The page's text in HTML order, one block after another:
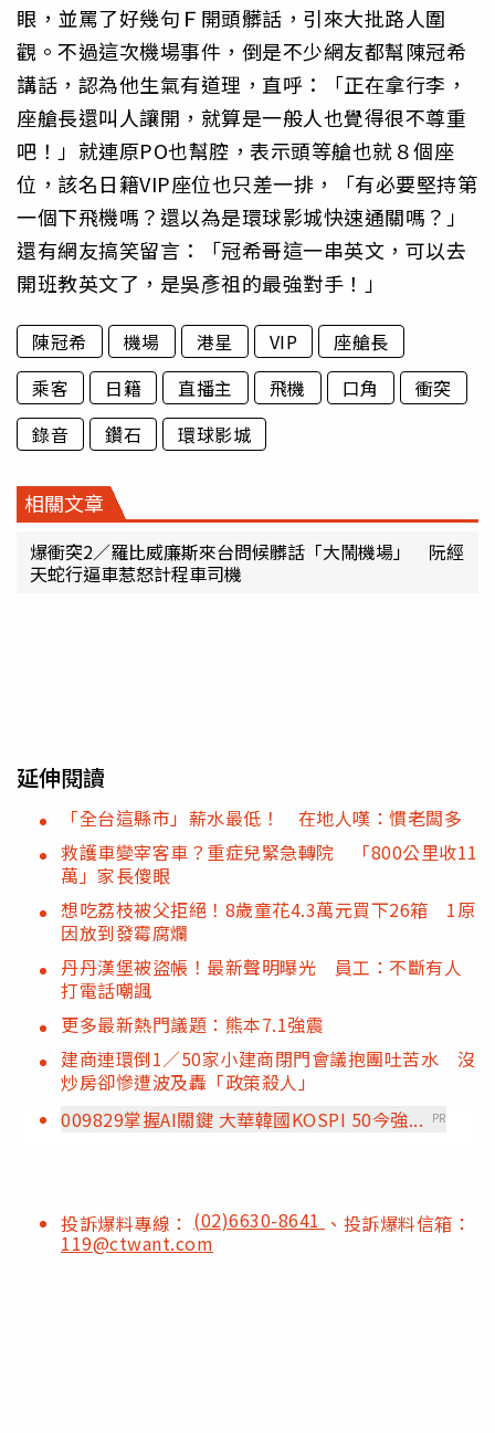
眼，並罵了好幾句Ｆ開頭髒話，引來大批路人圍
觀。不過這次機場事件，倒是不少網友都幫陳冠希
講話，認為他生氣有道理，直呼：「正在拿行李，
座艙長還叫人讓開，就算是一般人也覺得很不尊重
吧！」就連原PO也幫腔，表示頭等艙也就８個座
位，該名日籍VIP座位也只差一排，「有必要堅持第
一個下飛機嗎？還以為是環球影城快速通關嗎？」
還有網友搞笑留言：「冠希哥這一串英文，可以去
開班教英文了，是吳彥祖的最強對手！」
陳冠希 機場 港星 VIP
座艙長
乘客
日籍 直播主 飛機 口角
衝突
錄音
鑽石 環球影城
相關文章
爆衝突2／羅比威廉斯來台問候髒話「大鬧機場」 阮經
天蛇行逼車惹怒計程車司機
延伸閱讀
「全台這縣市」薪水最低！ 在地人嘆：慣老闆多
救護車變宰客車？重症兒緊急轉院 「800公里收11
萬」家長傻眼
想吃荔枝被父拒絕！8歲童花4.3萬元買下26箱 1原
因放到發霉腐爛
丹丹漢堡被盜帳！最新聲明曝光 員工：不斷有人
打電話嘲諷
更多最新熱門議題：熊本7.1強震
建商連環倒1／50家小建商閉門會議抱團吐苦水 沒
炒房卻慘遭波及轟「政策殺人」
009829掌握AI關鍵 大華韓國KOSPI 50今強...
PR
投訴爆料專線： (02)6630-8641 、投訴爆料信箱：
119@ctwant.com